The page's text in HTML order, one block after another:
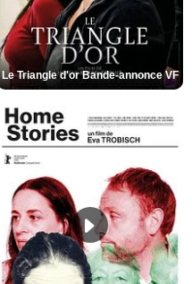
Le Triangle d'or Bande-annonce VF